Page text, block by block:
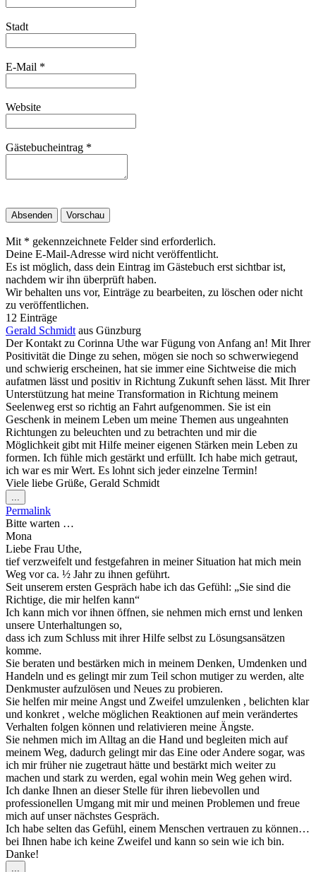
Stadt
E-Mail *
Website
Gästebucheintrag *
Mit * gekennzeichnete Felder sind erforderlich.
Deine E-Mail-Adresse wird nicht veröffentlicht.
Es ist möglich, dass dein Eintrag im Gästebuch erst sichtbar ist,
nachdem wir ihn überprüft haben.
Wir behalten uns vor, Einträge zu bearbeiten, zu löschen oder nicht
zu veröffentlichen.
12 Einträge
Gerald Schmidt aus Günzburg
Der Kontakt zu Corinna Uthe war Fügung von Anfang an! Mit Ihrer
Positivität die Dinge zu sehen, mögen sie noch so schwerwiegend
und schwierig erscheinen, hat sie immer eine Sichtweise die mich
aufatmen lässt und positiv in Richtung Zukunft sehen lässt. Mit Ihrer
Unterstützung hat meine Transformation in Richtung meinem
Seelenweg erst so richtig an Fahrt aufgenommen. Sie ist ein
Geschenk in meinem Leben um meine Themen aus ungeahnten
Richtungen zu beleuchten und zu betrachten und mir die
Möglichkeit gibt mit Hilfe meiner eigenen Stärken mein Leben zu
formen. Ich fühle mich gestärkt und erfüllt. Ich habe mich getraut,
ich war es mir Wert. Es lohnt sich jeder einzelne Termin!
Viele liebe Grüße, Gerald Schmidt
...
Metabox
ein-/ausblenden.
Permalink
Bitte warten …
Mona
Liebe Frau Uthe,
tief verzweifelt und festgefahren in meiner Situation hat mich mein
Weg vor ca. ½ Jahr zu ihnen geführt.
Seit unserem ersten Gespräch habe ich das Gefühl: „Sie sind die
Richtige, die mir helfen kann“
Ich kann mich vor ihnen öffnen, sie nehmen mich ernst und lenken
unsere Unterhaltungen so,
dass ich zum Schluss mit ihrer Hilfe selbst zu Lösungsansätzen
komme.
Sie beraten und bestärken mich in meinem Denken, Umdenken und
Handeln und es gelingt mir zum Teil schon mutiger zu werden, alte
Denkmuster aufzulösen und Neues zu probieren.
Sie helfen mir meine Angst und Zweifel umzulenken , belichten klar
und konkret , welche möglichen Reaktionen auf mein verändertes
Verhalten folgen können und relativieren meine Ängste.
Sie nehmen mich im Alltag an die Hand und begleiten mich auf
meinem Weg, dadurch gelingt mir das Eine oder Andere sogar, was
ich mir früher nie zugetraut hätte und bestärkt mich weiter zu
machen und stark zu werden, egal wohin mein Weg gehen wird.
Ich danke Ihnen an dieser Stelle für ihren liebevollen und
professionellen Umgang mit mir und meinen Problemen und freue
mich auf unser nächstes Gespräch.
Ich habe selten das Gefühl, einem Menschen vertrauen zu können…
bei Ihnen habe ich keine Zweifel und kann so sein wie ich bin.
Danke!
...